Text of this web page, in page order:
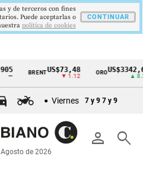
US$73,48
▼ 1.12
OROUS$3342,60
▲ 8.20
Viernes 7 y 9 7 y 9
person search
Agosto de 2026
y de terceros con fines
Puede aceptarlas o
politica de cookies
CONTINUAR